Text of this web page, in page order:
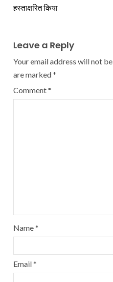
हस्‍ताक्षरित किया
Leave a Reply
Your email address will not
are marked*
Comment*
Name*
Email*